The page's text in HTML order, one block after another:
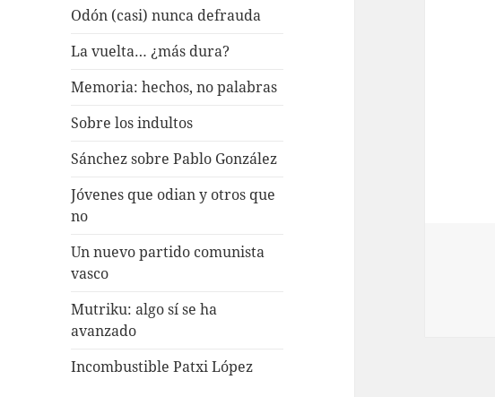
Odón (casi) nunca defrauda
La vuelta… ¿más dura?
Memoria: hechos, no palabras
Sobre los indultos
Sánchez sobre Pablo González
Jóvenes que odian y otros que
no
Un nuevo partido comunista
vasco
Mutriku: algo sí se ha
avanzado
Incombustible Patxi López